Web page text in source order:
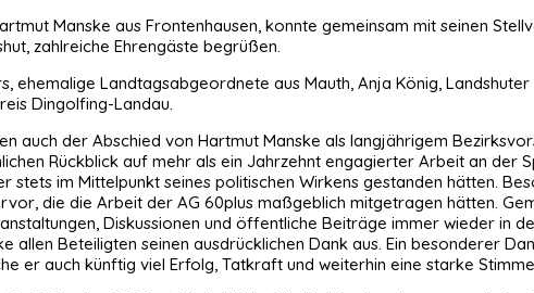
Manske aus Frontenhausen, konnte gemeinsam mit seinen
zahlreiche Ehrengäste begrüßen.
ehemalige Landtagsabgeordnete aus Mauth, Anja König,
Dingolfing-Landau.
auch der Abschied von Hartmut Manske als langjährigem
Rückblick auf mehr als ein Jahrzehnt engagierter Arbeit an der
stets im Mittelpunkt seines politischen Wirkens gestanden hätten.
die die Arbeit der AG 60plus maßgeblich mitgetragen hätten.
Diskussionen und öffentliche Beiträge immer wieder in
allen Beteiligten seinen ausdrücklichen Dank aus. Ein besonderer
er auch künftig viel Erfolg, Tatkraft und weiterhin eine starke